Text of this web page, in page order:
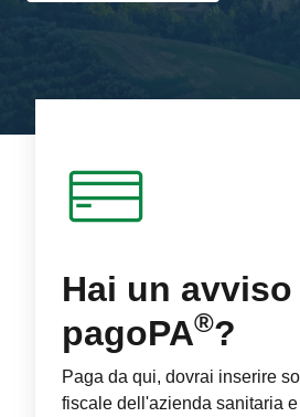
Hai un avviso
pagoPA®?
Paga da qui, dovrai inserire
fiscale dell'azienda sanitaria